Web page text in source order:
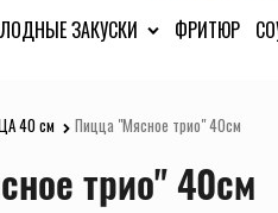
ЗАКУСКИ ФРИТЮР
40 см Пицца "Мясное трио" 40см
трио" 40см